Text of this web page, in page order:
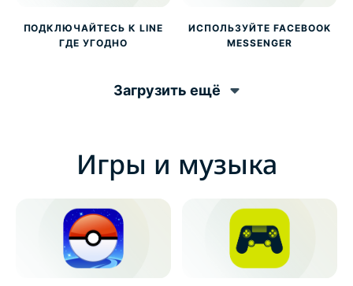
ПОДКЛЮЧАЙТЕСЬ К LINE
ГДЕ УГОДНО
ИСПОЛЬЗУЙТЕ FACEBOOK
MESSENGER
Загрузить ещё
Игры и музыка